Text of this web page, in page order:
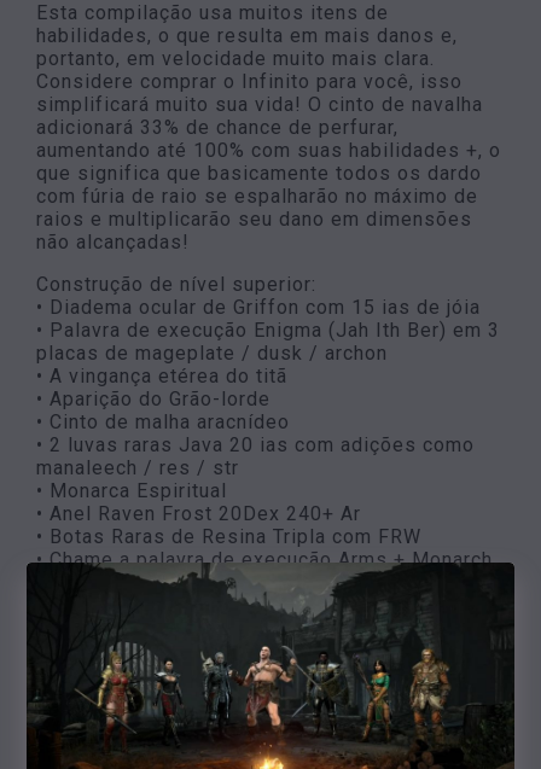
Esta compilação usa muitos itens de
habilidades, o que resulta em mais danos e,
portanto, em velocidade muito mais clara.
Considere comprar o Infinito para você, isso
simplificará muito sua vida! O cinto de navalha
adicionará 33% de chance de perfurar,
aumentando até 100% com suas habilidades +, o
que significa que basicamente todos os dardo
com fúria de raio se espalharão no máximo de
raios e multiplicarão seu dano em dimensões
não alcançadas!
Construção de nível superior:
• Diadema ocular de Griffon com 15 ias de jóia
• Palavra de execução Enigma (Jah Ith Ber) em 3
placas de mageplate / dusk / archon
• A vingança etérea do titã
• Aparição do Grão-lorde
• Cinto de malha aracnídeo
• 2 luvas raras Java 20 ias com adições como
manaleech / res / str
• Monarca Espiritual
• Anel Raven Frost 20Dex 240+ Ar
• Botas Raras de Resina Tripla com FRW
• Chame a palavra de execução Arms + Monarch
de palavra Phoenix no interruptor
• Annihilius
Esta versão adicionará tudo o que você pode
sonhar! Você alcançará o ponto de interrupção
55 IAS para o ponto de interrupção LF e 68 FCR
para se teletransportar enquanto possui
resistências máximas com pequenos feitiços! E